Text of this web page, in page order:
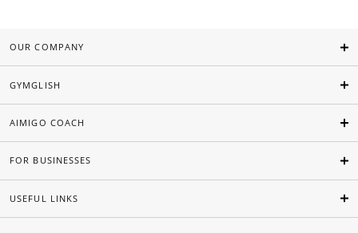
OUR COMPANY
GYMGLISH
AIMIGO COACH
FOR BUSINESSES
USEFUL LINKS